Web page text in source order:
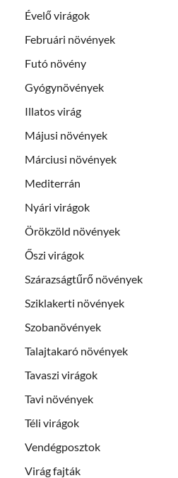
Évelő virágok
Februári növények
Futó növény
Gyógynövények
Illatos virág
Májusi növények
Márciusi növények
Mediterrán
Nyári virágok
Örökzöld növények
Őszi virágok
Szárazságtűrő növények
Sziklakerti növények
Szobanövények
Talajtakaró növények
Tavaszi virágok
Tavi növények
Téli virágok
Vendégposztok
Virág fajták